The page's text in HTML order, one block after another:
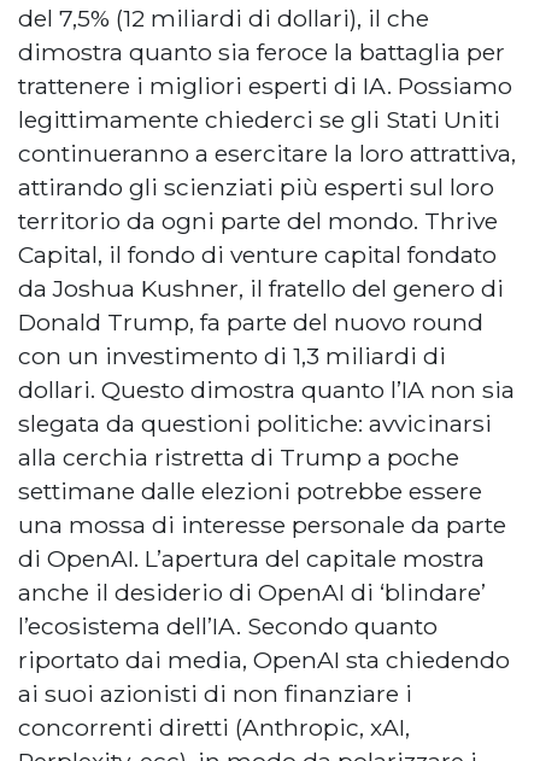
del 7,5% (12 miliardi di dollari), il che
dimostra quanto sia feroce la battaglia per
trattenere i migliori esperti di IA. Possiamo
legittimamente chiederci se gli Stati Uniti
continueranno a esercitare la loro attrattiva,
attirando gli scienziati più esperti sul loro
territorio da ogni parte del mondo. Thrive
Capital, il fondo di venture capital fondato
da Joshua Kushner, il fratello del genero di
Donald Trump, fa parte del nuovo round
con un investimento di 1,3 miliardi di
dollari. Questo dimostra quanto l’IA non sia
slegata da questioni politiche: avvicinarsi
alla cerchia ristretta di Trump a poche
settimane dalle elezioni potrebbe essere
una mossa di interesse personale da parte
di OpenAI. L’apertura del capitale mostra
anche il desiderio di OpenAI di ‘blindare’
l’ecosistema dell’IA. Secondo quanto
riportato dai media, OpenAI sta chiedendo
ai suoi azionisti di non finanziare i
concorrenti diretti (Anthropic, xAI,